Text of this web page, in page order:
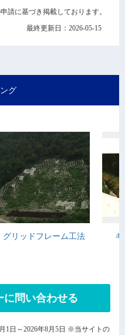
請に基づき掲載しております。
最終更新日：2026-05-15
グ
グリッドフレーム工法
に問い合わせる
1日～2026年8月5日 ※当サイトの